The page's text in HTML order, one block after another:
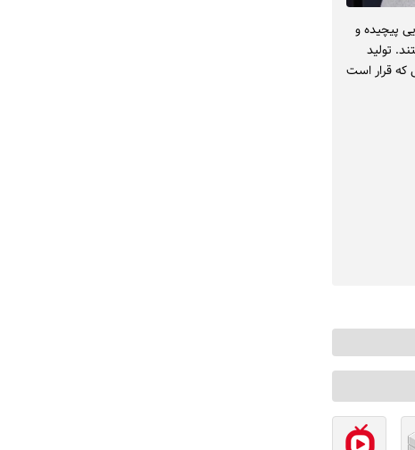
پیچیده و
تولید
که قرار است